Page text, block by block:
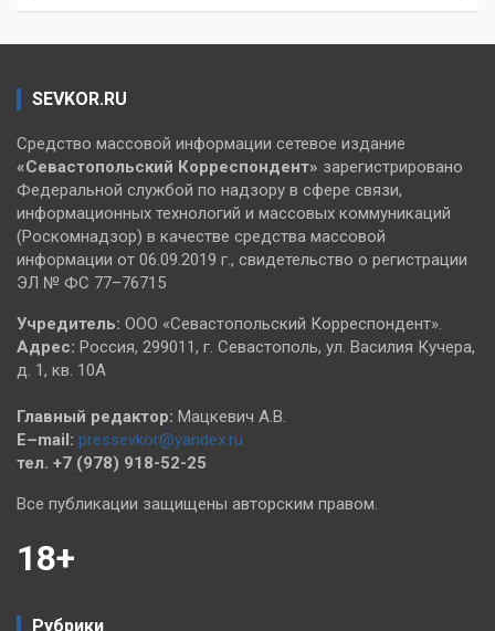
SEVKOR.RU
Средство массовой информации сетевое издание
«Севастопольский Корреспондент» зарегистрировано
Федеральной службой по надзору в сфере связи,
информационных технологий и массовых коммуникаций
(Роскомнадзор) в качестве средства массовой
информации от 06.09.2019 г., свидетельство о регистрации
ЭЛ № ФС 77–76715
Учредитель: ООО «Севастопольский Корреспондент».
Адрес: Россия, 299011, г. Севастополь, ул. Василия Кучера,
д. 1, кв. 10А
Главный редактор: Мацкевич А.В.
E–mail: pressevkor@yandex.ru
тел. +7 (978) 918-52-25
Все публикации защищены авторским правом.
18+
Рубрики